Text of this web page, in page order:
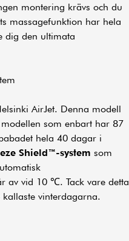
montering krävs och du
massagefunktion har hela
dig den ultimata
AirJet. Denna modell
som enbart har 87
hela 40 dagar i
Shield™-system som
av vid 10 ℃. Tack vare detta
vinterdagarna.